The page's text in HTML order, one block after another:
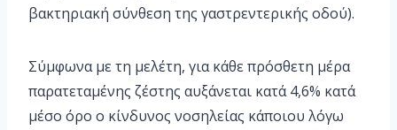
βακτηριακή σύνθεση της γαστρεντερικής οδού).
Σύμφωνα με τη μελέτη, για κάθε πρόσθετη μέρα
παρατεταμένης ζέστης αυξάνεται κατά 4,6% κατά
μέσο όρο ο κίνδυνος νοσηλείας κάποιου λόγω